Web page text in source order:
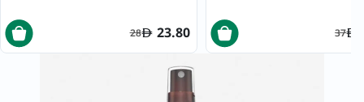
23.80
28 37